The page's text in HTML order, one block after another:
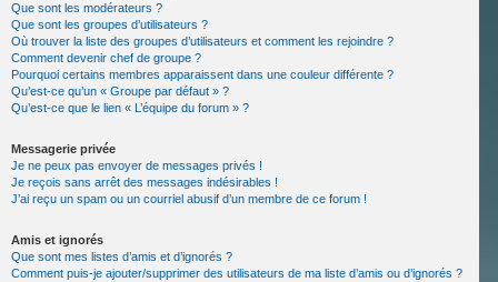
Que sont les modérateurs ?
Que sont les groupes d’utilisateurs ?
Où trouver la liste des groupes d’utilisateurs et comment les rejoindre ?
Comment devenir chef de groupe ?
Pourquoi certains membres apparaissent dans une couleur différente ?
Qu’est-ce qu’un « Groupe par défaut » ?
Qu’est-ce que le lien « L’équipe du forum » ?
Messagerie privée
Je ne peux pas envoyer de messages privés !
Je reçois sans arrêt des messages indésirables !
J’ai reçu un spam ou un courriel abusif d’un membre de ce forum !
Amis et ignorés
Que sont mes listes d’amis et d’ignorés ?
Comment puis-je ajouter/supprimer des utilisateurs de ma liste d’amis ou d’ignorés ?